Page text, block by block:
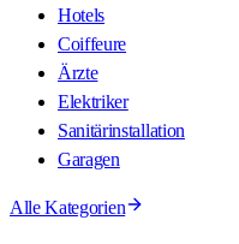
Hotels
Coiffeure
Ärzte
Elektriker
Sanitärinstallation
Garagen
Alle Kategorien